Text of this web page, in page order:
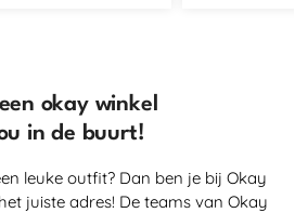
okay winkel
in de buurt!
leuke outfit? Dan ben je bij Okay
juiste adres! De teams van Okay